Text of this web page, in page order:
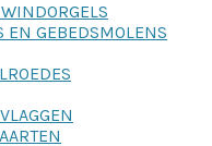
EN GEBEDSMOLENS